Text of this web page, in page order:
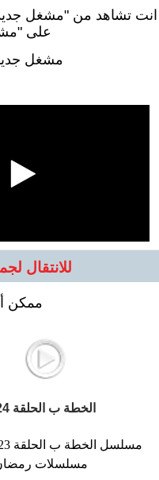
انت تشاهد من "مشغل
على
مشغل
للانتقال
ممكن
الخطة ب الحلقة 24
مسلسلات رمضان 2024 في موقع